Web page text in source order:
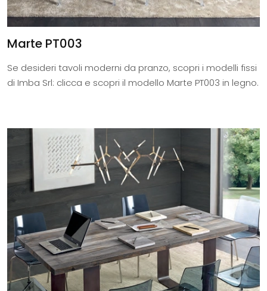
Marte PT003
Se desideri tavoli moderni da pranzo, scopri i modelli fissi
di Imba Srl: clicca e scopri il modello Marte PT003 in legno.